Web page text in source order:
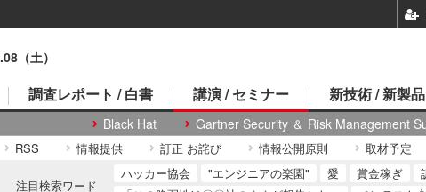
（土）
調査レポート / 白書 講演 / セミナー
Black Hat Gartner Security ＆ Risk Management
新技術 / 新製
RSS 情報提供 訂正 お詫び 情報公開原則 取材予定
注目検索ワード
ハッカー協会 "エンジニアの楽園" 愛 賞金稼ぎ